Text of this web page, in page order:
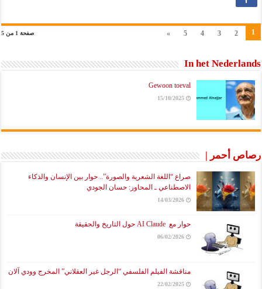
صفحة 1 من 5 1
2
3
4
5
»
In het Nederlands
Gewoon toeval
15/10/2025
رصاص أحمر |
صراع “اللغة الشعرية والصورة”.. حوار بين الإنسان والذكاء
الاصطناعي ـ المحاور: حسان الجودي
14/03/2026
حوار مع AI Claude حول التاريخ والحقيقة
06/02/2026
مناقشة الفيلم الفلسفي “الرجل غير العقلاني” المخرج وودي آلان
22/02/2025